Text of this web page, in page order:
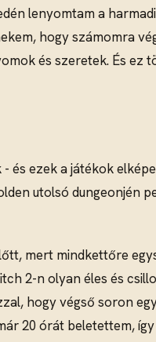
lenyomtam a
hogy számomra
és szeretek. És ez
ezek a játékok
utolsó dungeonjén
mert mindkettőre
2-n olyan éles és
hogy végső soron
20 órát beletettem,